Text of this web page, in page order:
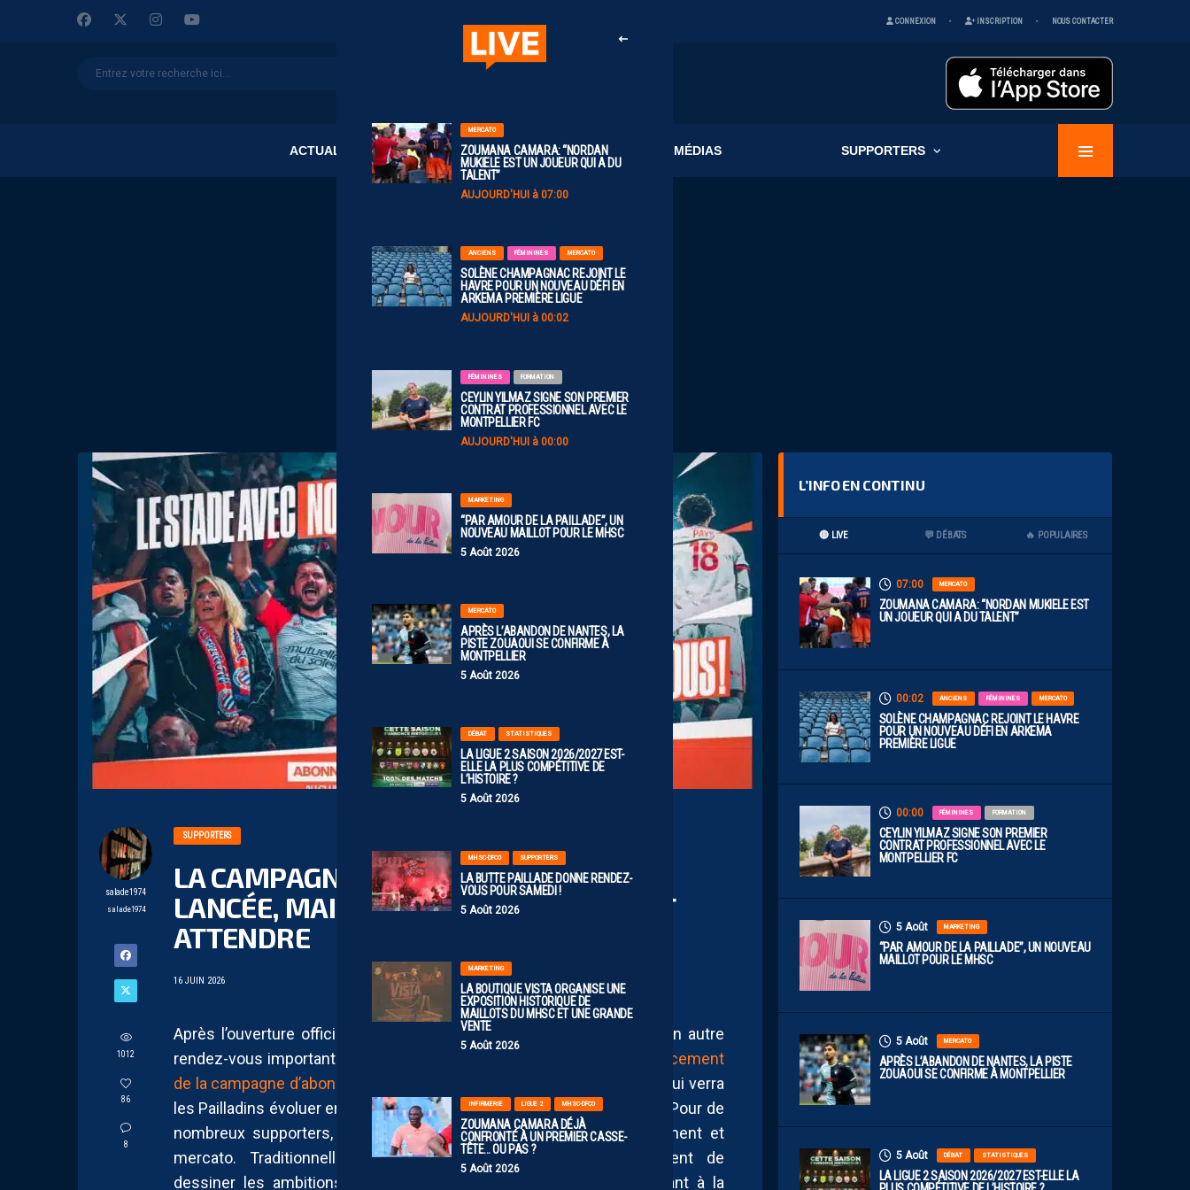
CONNEXION INSCRIPTION NOUS CONTACTER
ACTUALITÉS CLUB MÉDIAS SUPPORTERS
MERCATO
ZOUMANA CAMARA: “NORDAN
MUKIELE EST UN JOUEUR QUI A DU
TALENT”
AUJOURD'HUI à 07:00
ANCIENS FÉMININES MERCATO
SOLÈNE CHAMPAGNAC REJOINT LE
HAVRE POUR UN NOUVEAU DÉFI EN
ARKEMA PREMIÈRE LIGUE
AUJOURD'HUI à 00:02
FÉMININES FORMATION
CEYLIN YILMAZ SIGNE SON PREMIER
CONTRAT PROFESSIONNEL AVEC LE
MONTPELLIER FC
AUJOURD'HUI à 00:00
MARKETING
“PAR AMOUR DE LA PAILLADE”, UN
NOUVEAU MAILLOT POUR LE MHSC
5 Août 2026
MERCATO
APRÈS L’ABANDON DE NANTES, LA
PISTE ZOUAOUI SE CONFIRME À
MONTPELLIER
5 Août 2026
DÉBAT STATISTIQUES
LA LIGUE 2 SAISON 2026/2027 EST-
ELLE LA PLUS COMPÉTITIVE DE
L’HISTOIRE ?
5 Août 2026
MHSC-DFCO SUPPORTERS
LA BUTTE PAILLADE DONNE RENDEZ-
VOUS POUR SAMEDI !
5 Août 2026
MARKETING
LA BOUTIQUE VISTA ORGANISE UNE
EXPOSITION HISTORIQUE DE
MAILLOTS DU MHSC ET UNE GRANDE
VENTE
5 Août 2026
INFIRMERIE LIGUE 2 MHSC-DFCO
ZOUMANA CAMARA DÉJÀ
CONFRONTÉ À UN PREMIER CASSE-
TÊTE… OU PAS ?
5 Août 2026
salade1974
salade1974
1012
86
8
SUPPORTERS
LA CAMPAGNE D’ABONNEMENT EST
LANCÉE, MAIS L’ENTHOUSIASME SE FAIT
ATTENDRE
16 JUIN 2026
Après l’ouverture officielle du mercato estival hier, c’est aujourd’hui un autre
rendez-vous important qui attend les supporters du MHSC
avec le lancement
de la campagne d’abonnement
pour la saison 2026-2027. Une saison qui verra
les Pailladins évoluer en Ligue 2 pour la deuxième année consécutive. Pour de
nombreux supporters, il est toutefois difficile de dissocier abonnement et
mercato. Traditionnellement, les mouvements estivaux permettent de
dessiner les ambitions d’un club et d’offrir certaines garanties quant à la
L’INFO EN CONTINU
🔴 LIVE 💬 DÉBATS 🔥 POPULAIRES
07:00 MERCATO
ZOUMANA CAMARA: “NORDAN MUKIELE EST
UN JOUEUR QUI A DU TALENT”
00:02 ANCIENS FÉMININES MERCATO
SOLÈNE CHAMPAGNAC REJOINT LE HAVRE
POUR UN NOUVEAU DÉFI EN ARKEMA
PREMIÈRE LIGUE
00:00 FÉMININES FORMATION
CEYLIN YILMAZ SIGNE SON PREMIER
CONTRAT PROFESSIONNEL AVEC LE
MONTPELLIER FC
5 Août MARKETING
“PAR AMOUR DE LA PAILLADE”, UN NOUVEAU
MAILLOT POUR LE MHSC
5 Août MERCATO
APRÈS L’ABANDON DE NANTES, LA PISTE
ZOUAOUI SE CONFIRME À MONTPELLIER
5 Août DÉBAT STATISTIQUES
LA LIGUE 2 SAISON 2026/2027 EST-ELLE LA